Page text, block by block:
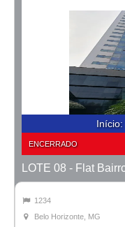
Início:
ENCERRADO
1234
Belo Horizonte, MG